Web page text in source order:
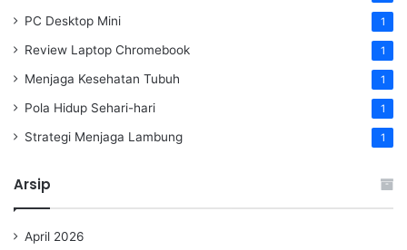
PC Desktop Mini 1
Review Laptop Chromebook 1
Menjaga Kesehatan Tubuh 1
Pola Hidup Sehari-hari 1
Strategi Menjaga Lambung 1
Arsip
April 2026